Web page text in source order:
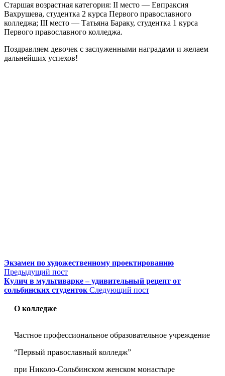
Старшая возрастная категория: II место — Евпраксия
Вахрушева, студентка 2 курса Первого православного
колледжа; III место — Татьяна Бараку, студентка 1 курса
Первого православного колледжа.
Поздравляем девочек с заслуженными наградами и желаем
дальнейших успехов!
Экзамен по художественному проектированию
Предыдущий пост
Кулич в мультиварке – удивительный рецепт от
сольбинских студентокСледующий пост
О колледже
Частное профессиональное образовательное учреждение
“Первый православный колледж”
при Николо-Сольбинском женском монастыре